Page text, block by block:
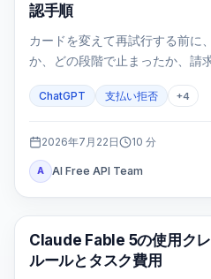
認手順
カードを変えて再試行する前に
か、どの段階で止まったか、請
で安全に整理します。
ChatGPT 支払い拒否 +4
2026年7月22日 10 分
A AI Free API Team
Claude Code
Claude Fable 5の使用ク
ルールとタスク費用